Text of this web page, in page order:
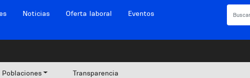
Noticias Oferta laboral Eventos
Poblaciones Transparencia